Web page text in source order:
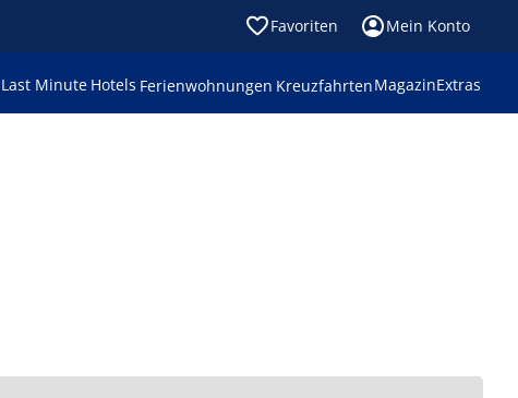
Favoriten Mein Konto
Last Minute Hotels Ferienwohnungen KreuzfahrtenMagazinExtras